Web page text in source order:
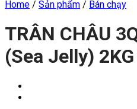
Home / Sản phẩm / Bán chạy
TRÂN CHÂU
(Sea Jelly) 2KG